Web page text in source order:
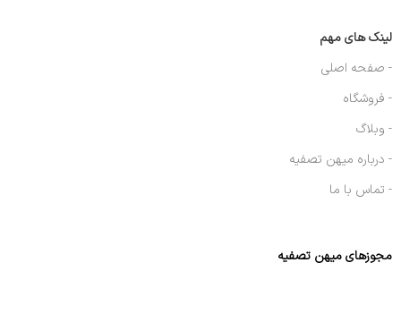
لینک های مهم
- صفحه اصلی
- فروشگاه
- وبلاگ
- درباره میهن تصفیه
- تماس با ما
مجوزهای میهن تصفیه